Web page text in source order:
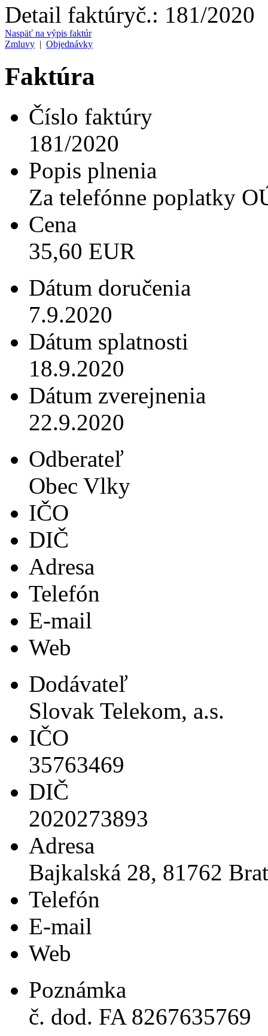
Detail faktúryč.: 181/2020
Naspäť na výpis faktúr
Zmluvy | Objednávky
Faktúra
Číslo faktúry
181/2020
Popis plnenia
Za telefónne poplatky
Cena
35,60 EUR
Dátum doručenia
7.9.2020
Dátum splatnosti
18.9.2020
Dátum zverejnenia
22.9.2020
Odberateľ
Obec Vlky
IČO
DIČ
Adresa
Telefón
E-mail
Web
Dodávateľ
Slovak Telekom, a.s.
IČO
35763469
DIČ
2020273893
Adresa
Bajkalská 28, 81762
Telefón
E-mail
Web
Poznámka
č. dod. FA 8267635769